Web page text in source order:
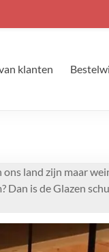
klanten
land zijn maar
is de Glazen